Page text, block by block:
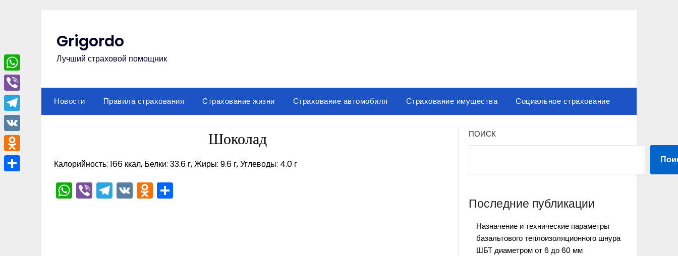
Grigordo
Лучший страховой помощник
Новости Правила страхования Страхование жизни Страхование автомобиля Страхование имущества Социальное страхование
Шоколад
Калорийность: 166 ккал, Белки: 33.6 г, Жиры: 9.6 г, Углеводы: 4.0 г
WhatsApp
ViberTelegram
VKOdnoklassniki
ПОИСК
Последние публикации
Назначение и технические параметры
базальтового теплоизоляционного шнура
ШБТ диаметром от 6 до 60 мм
WhatsApp
Viber
Telegram
VK
Odnoklassniki